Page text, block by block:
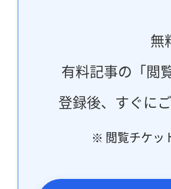
無
有料記事の「閲
登録後、すぐに
※ 閲覧チケッ